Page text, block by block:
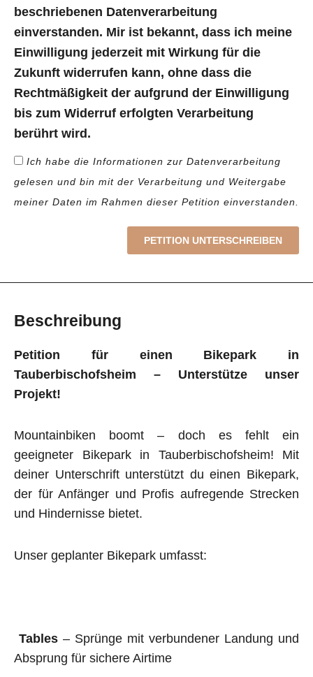
Beschreibung
Petition für einen Bikepark in
Tauberbischofsheim – Unterstütze unser
Projekt!
Mountainbiken boomt – doch es fehlt ein
geeigneter Bikepark in Tauberbischofsheim! Mit
deiner Unterschrift unterstützt du einen Bikepark,
der für Anfänger und Profis aufregende Strecken
und Hindernisse bietet.
Unser geplanter Bikepark umfasst:
Tables – Sprünge mit verbundener Landung und
Absprung für sichere Airtime
beschriebenen Datenverarbeitung
einverstanden. Mir ist bekannt, dass ich meine
Einwilligung jederzeit mit Wirkung für die
Zukunft widerrufen kann, ohne dass die
Rechtmäßigkeit der aufgrund der Einwilligung
bis zum Widerruf erfolgten Verarbeitung
berührt wird.
Ich habe die Informationen zur Datenverarbeitung
gelesen und bin mit der Verarbeitung und Weitergabe
meiner Daten im Rahmen dieser Petition einverstanden.
PETITION UNTERSCHREIBEN